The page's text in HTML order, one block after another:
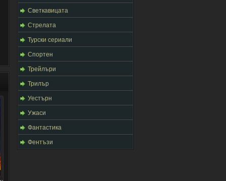
Светкавицата
Стрелата
Турски сериали
Спортен
Трейлъри
Трилър
Уестърн
Ужаси
Фантастика
Фентъзи